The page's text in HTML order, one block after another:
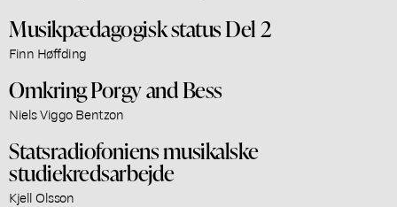
Musikpædagogisk status Del 2
Finn Høffding
Omkring Porgy and Bess
Niels Viggo Bentzon
Statsradiofoniens musikalske
studiekredsarbejde
Kjell Olsson